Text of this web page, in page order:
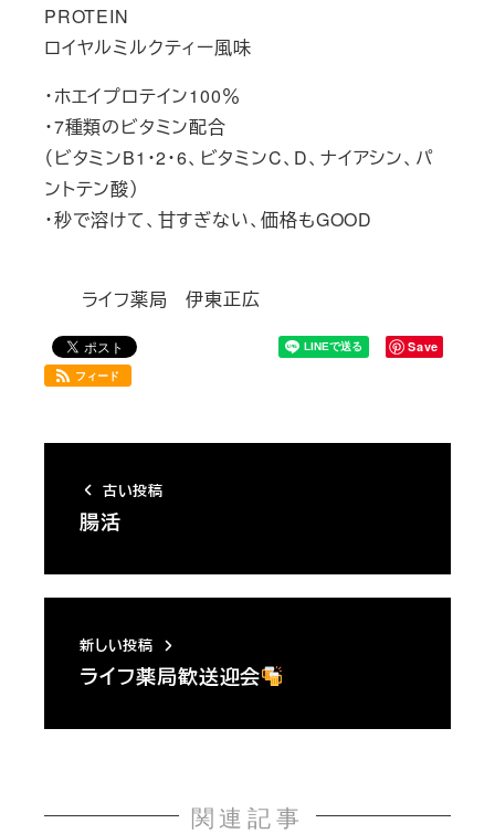
PROTEIN
ロイヤルミルクティー風味
・ホエイプロテイン100％
・7種類のビタミン配合
（ビタミンB1・2・6、ビタミンC、D、ナイアシン、パ
ントテン酸）
・秒で溶けて、甘すぎない、価格もGOOD
ライフ薬局 伊東正広
Save
フィード
古い投稿
腸活
新しい投稿
ライフ薬局歓送迎会
関連記事